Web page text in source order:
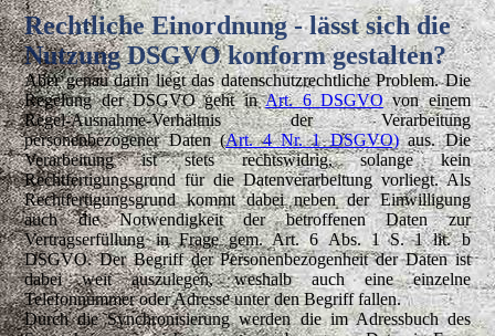
Rechtliche Einordnung - lässt sich die
Nutzung DSGVO konform gestalten?
Aber genau darin liegt das datenschutzrechtliche Problem. Die
Regelung der DSGVO geht inArt. 6 DSGVOvon einem
Regel-Ausnahme-Verhältnis der Verarbeitung
personenbezogener Daten (Art. 4 Nr. 1 DSGVO)aus. Die
Verarbeitung ist stets rechtswidrig, solange kein
Rechtfertigungsgrund für die Datenverarbeitung vorliegt. Als
Rechtfertigungsgrund kommt dabei neben der Einwilligung
auch die Notwendigkeit der betroffenen Daten zur
Vertragserfüllung in Frage gem. Art. 6 Abs. 1 S. 1 lit. b
DSGVO. Der Begriff der Personenbezogenheit der Daten ist
dabei weit auszulegen, weshalb auch eine einzelne
Telefonnummer oder Adresse unter den Begriff fallen.
Durch die Synchronisierung werden die im Adressbuch des